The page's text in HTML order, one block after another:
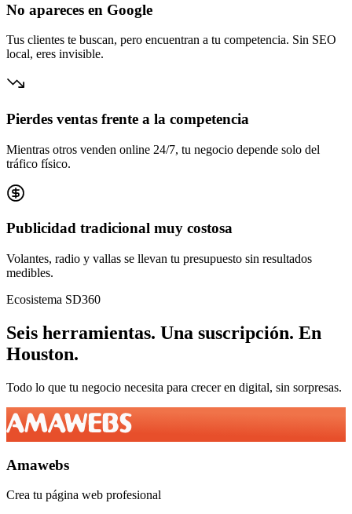
No apareces en Google
Tus clientes te buscan, pero encuentran a tu competencia. Sin SEO
local, eres invisible.
Pierdes ventas frente a la competencia
Mientras otros venden online 24/7, tu negocio depende solo del
tráfico físico.
Publicidad tradicional muy costosa
Volantes, radio y vallas se llevan tu presupuesto sin resultados
medibles.
Ecosistema SD360
Seis herramientas. Una suscripción. En
Houston.
Todo lo que tu negocio necesita para crecer en digital, sin sorpresas.
Amawebs
Crea tu página web profesional